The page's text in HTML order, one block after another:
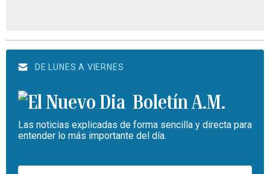
DE LUNES A VIERNES
Boletín A.M.
Las noticias explicadas de forma sencilla y directa para
entender lo más importante del día.